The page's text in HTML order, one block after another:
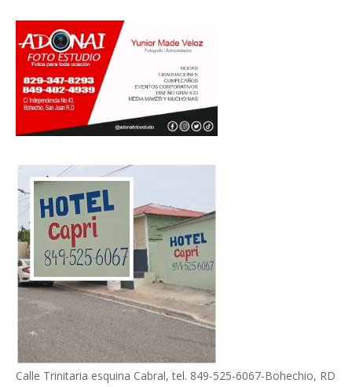
Calle Trinitaria esquina Cabral, tel. 849-525-6067-Bohechio, RD